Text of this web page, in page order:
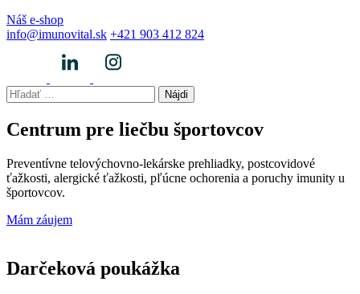
Náš e-shop
info@imunovital.sk +421 903 412 824
Hľadať:
Centrum pre liečbu športovcov
Preventívne telovýchovno-lekárske prehliadky, postcovidové
ťažkosti, alergické ťažkosti, pľúcne ochorenia a poruchy imunity u
športovcov.
Mám záujem
Darčeková poukážka